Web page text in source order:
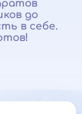
до
в себе.